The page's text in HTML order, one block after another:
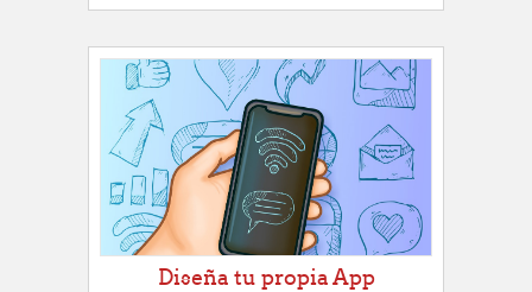
Diseña tu propia App